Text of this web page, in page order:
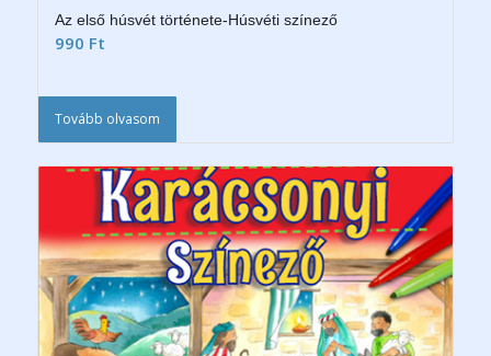
Az első húsvét története-Húsvéti színező
990 Ft
Tovább olvasom